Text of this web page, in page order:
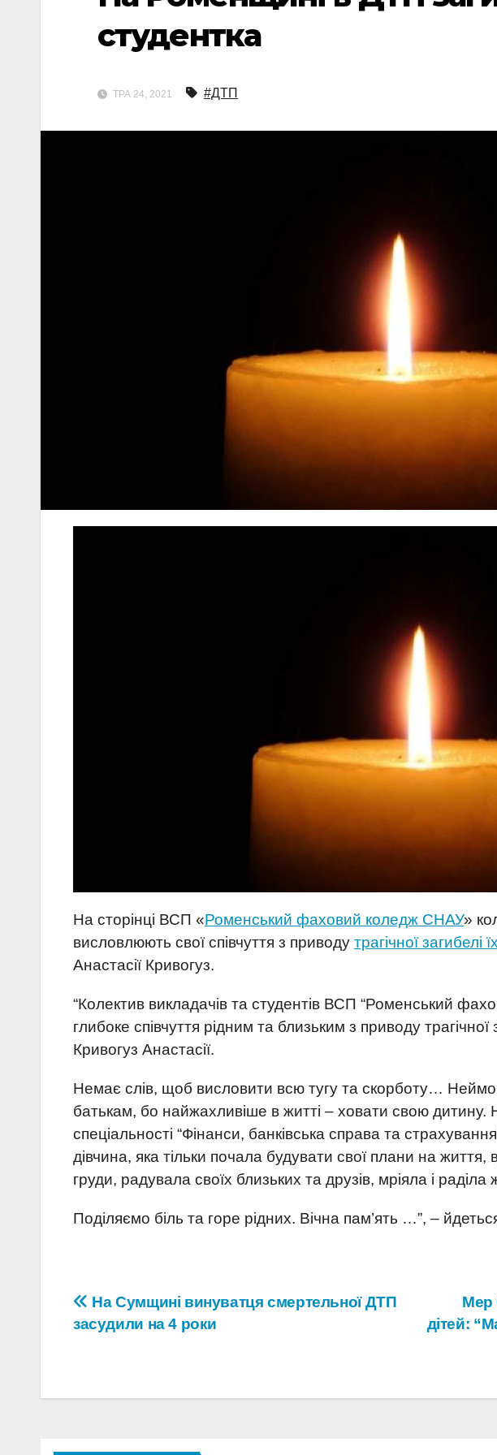
студентка
ТРА 24, 2021 #ДТП
На сторінці ВСП «Роменський фаховий коледж СНАУ»
висловлюють свої співчуття з приводу трагічної загибелі
Анастасії Кривогуз.
“Колектив викладачів та студентів ВСП “Роменський
глибоке співчуття рідним та близьким з приводу
Кривогуз Анастасії.
Немає слів, щоб висловити всю тугу та скорботу…
батькам, бо найжахливіше в житті – ховати свою дитину.
спеціальності “Фінанси, банківська справа та
дівчина, яка тільки почала будувати свої плани на
груди, радувала своїх близьких та друзів, мріяла і
Поділяємо біль та горе рідних. Вічна пам’ять …”, –
Навігація
записів
Мер
дітей:
На Сумщині винуватця смертельної ДТП
засудили на 4 роки